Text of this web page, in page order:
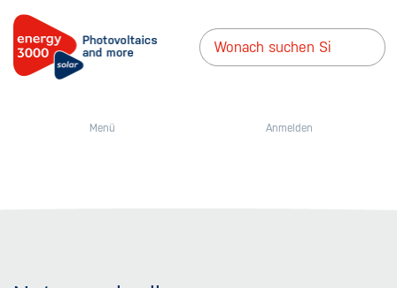
Menü Anmelden